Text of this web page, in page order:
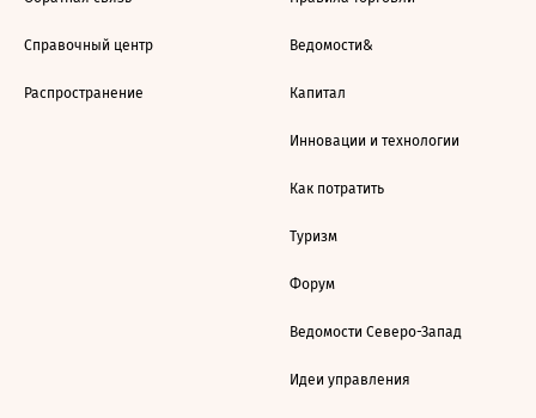
Справочный центр
Распространение
Ведомости&
Капитал
Инновации и технологии
Как потратить
Туризм
Форум
Ведомости Северо-Запад
Идеи управления